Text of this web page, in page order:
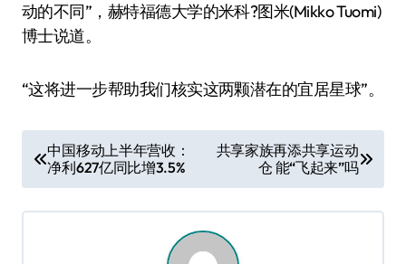
动的不同”，赫特福德大学的米科?图米(Mikko Tuomi)
博士说道。
“这将进一步帮助我们核实这两颗潜在的宜居星球”。
章
导
中国移动上半年营收：
净利627亿同比增3.5%
共享家族再添共享运动
仓 能“飞起来”吗